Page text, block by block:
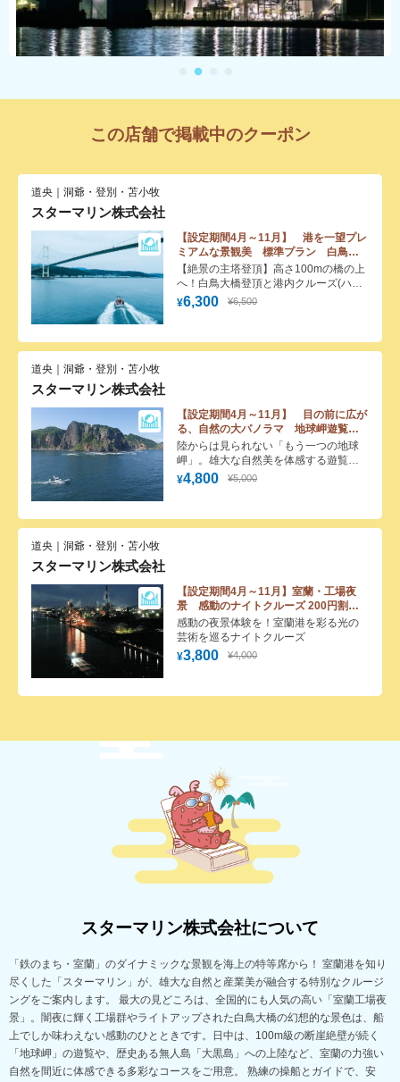
この店舗で掲載中のクーポン
道央｜洞爺・登別・苫小牧
スターマリン株式会社
【設定期間4月～11月】 港を一望プレ
ミアムな景観美 標準プラン 白鳥大
橋主塔登頂+港内クルーズ(ハーフ)
200円割引クーポン
¥6,300 ¥6,500
【絶景の主塔登頂】高さ100mの橋の上
へ！白鳥大橋登頂と港内クルーズ(ハー
フ)の特別体験
道央｜洞爺・登別・苫小牧
スターマリン株式会社
【設定期間4月～11月】 目の前に広が
る、自然の大パノラマ 地球岬遊覧
200円割引クーポン
¥4,800 ¥5,000
陸からは見られない「もう一つの地球
岬」。雄大な自然美を体感する遊覧体
験
道央｜洞爺・登別・苫小牧
スターマリン株式会社
【設定期間4月～11月】室蘭・工場夜
景 感動のナイトクルーズ 200円割引
クーポン
¥3,800 ¥4,000
感動の夜景体験を！室蘭港を彩る光の
芸術を巡るナイトクルーズ
スターマリン株式会社について
「鉄のまち・室蘭」のダイナミックな景観を海上の特等席から！ 室蘭港を知り
尽くした「スターマリン」が、雄大な自然と産業美が融合する特別なクルージ
ングをご案内します。 最大の見どころは、全国的にも人気の高い「室蘭工場夜
景」。闇夜に輝く工場群やライトアップされた白鳥大橋の幻想的な景色は、船
上でしか味わえない感動のひとときです。日中は、100m級の断崖絶壁が続く
「地球岬」の遊覧や、歴史ある無人島「大黒島」への上陸など、室蘭の力強い
自然を間近に体感できる多彩なコースをご用意。 熟練の操船とガイドで、安